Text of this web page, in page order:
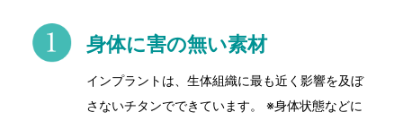
身体に害の無い素材
インプラントは、生体組織に最も近く影響を及ぼ
さないチタンでできています。 ※身体状態などに